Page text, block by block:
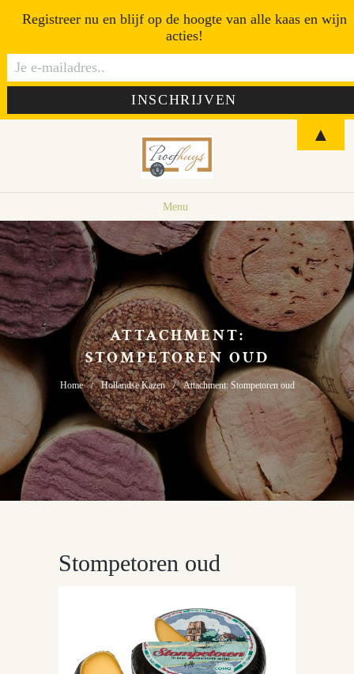
Menu
ATTACHMENT:
STOMPETOREN OUD
Home Hollandse Kazen Attachment: Stompetoren oud
Stompetoren oud
Registreer nu en blijf op de hoogte van alle kaas en wijn
acties!
▲